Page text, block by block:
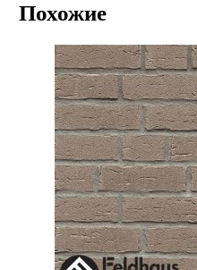
Похожие